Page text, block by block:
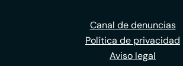
Canal de denuncias
Política de privacidad
Aviso legal